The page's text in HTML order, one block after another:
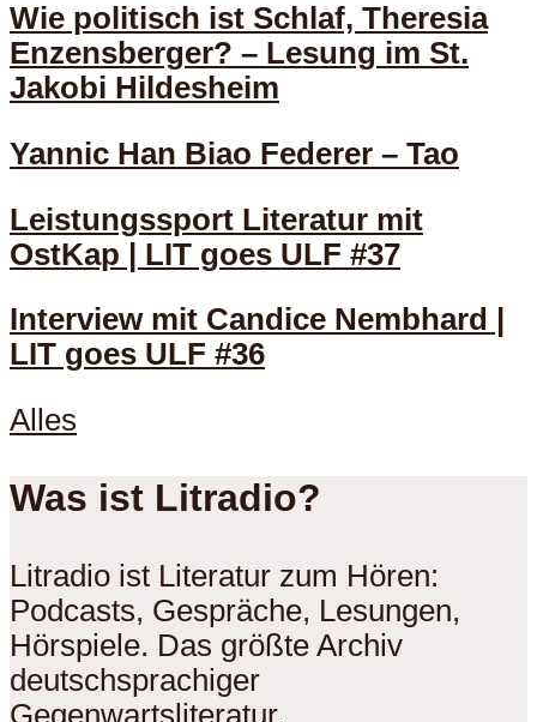
Wie politisch ist Schlaf, Theresia
Enzensberger? – Lesung im St.
Jakobi Hildesheim
Yannic Han Biao Federer – Tao
Leistungssport Literatur mit
OstKap | LIT goes ULF #37
Interview mit Candice Nembhard |
LIT goes ULF #36
Alles
Was ist Litradio?
Litradio ist Literatur zum Hören:
Podcasts, Gespräche, Lesungen,
Hörspiele. Das größte Archiv
deutschsprachiger
Gegenwartsliteratur.